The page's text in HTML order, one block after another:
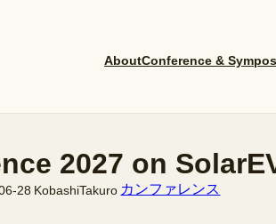
AboutConference &
2027 on
28 KobashiTakuro カンファレンス